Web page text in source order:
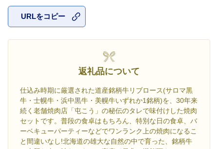
URLをコピー
返礼品について
仕込み時期に厳選された道産銘柄牛リブロース(サロマ黒
牛・士幌牛・浜中黒牛・美幌牛いずれか1銘柄)を、30年来
続く老舗焼肉店「屯こう」の秘伝のタレで味付けした焼肉
セットです。普段の食卓はもちろん、特別な日の食卓、バ
ーベキューパーティーなどでワンランク上の焼肉になるこ
と間違いなし!北海道の雄大な自然の中で育った、銘柄牛